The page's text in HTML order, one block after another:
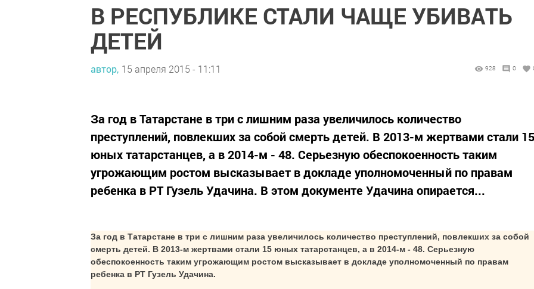
В РЕСПУБЛИКЕ СТАЛИ ЧАЩЕ УБИВАТЬ
ДЕТЕЙ
автор, 15 апреля 2015 - 11:11 928 0
За год в Татарстане в три с лишним раза увеличилось количество
преступлений, повлекших за собой смерть детей. В 2013-м жертвами стали 15
юных татарстанцев, а в 2014-м - 48. Серьезную обеспокоенность таким
угрожающим ростом высказывает в докладе уполномоченный по правам
ребенка в РТ Гузель Удачина. В этом документе Удачина опирается...
За год в Татарстане в три с лишним раза увеличилось количество преступлений, повлекших за собой
смерть детей. В 2013-м жертвами стали 15 юных татарстанцев, а в 2014-м - 48. Серьезную
обеспокоенность таким угрожающим ростом высказывает в докладе уполномоченный по правам
ребенка в РТ Гузель Удачина.